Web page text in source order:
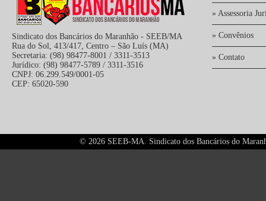
Sindicato dos Bancários do Maranhão - SEEB/MA
Rua do Sol, 413/417, Centro – São Luís (MA)
Secretaria: (98) 98477-8001 / 3311-3513
Jurídico: (98) 98477-5789 / 3311-3516
CNPJ: 06.299.549/0001-05
CEP: 65020-590
» Assessoria
» Convênios
» Contato
© 2026 SEEB-MA. Sindicato dos Bancários do